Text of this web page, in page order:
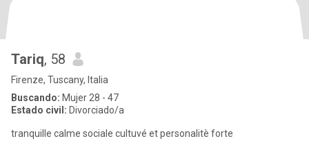
Tariq, 58
Firenze, Tuscany, Italia
Buscando: Mujer 28 - 47
Estado civil: Divorciado/a
tranquille calme sociale cultuvé et personalitè forte